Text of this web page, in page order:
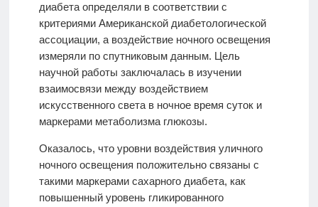
диабета определяли в соответствии с
критериями Американской диабетологической
ассоциации, а воздействие ночного освещения
измеряли по спутниковым данным. Цель
научной работы заключалась в изучении
взаимосвязи между воздействием
искусственного света в ночное время суток и
маркерами метаболизма глюкозы.
Оказалось, что уровни воздействия уличного
ночного освещения положительно связаны с
такими маркерами сахарного диабета, как
повышенный уровень гликированного